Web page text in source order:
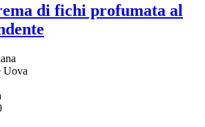
di fichi profumata al
Uova